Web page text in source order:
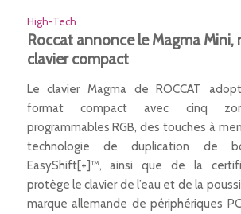
High-Tech
Roccat annonce le Magma Mini,
clavier compact
Le clavier Magma de ROCCAT
format compact avec cinq
programmables RGB, des touches à
technologie de duplication de
EasyShift[+]™, ainsi que de la
protège le clavier de l’eau et de la
marque allemande de périphériques